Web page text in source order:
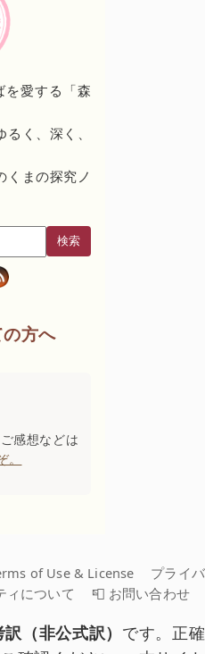
愛する「森
く、深く、
くまの探究ノ
検索
方へ
感想などは
of Use & License
プライバ
ィについて 📮 お問い合わせ
（非公式訳） です。正確